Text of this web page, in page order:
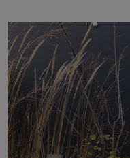
ani partnera. Stačily
Hned po studiích